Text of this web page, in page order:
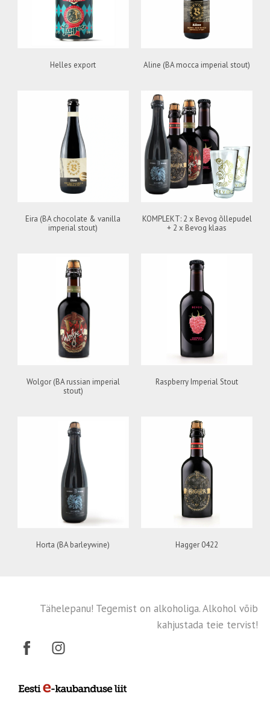
Helles export Aline (BA mocca imperial stout)
Eira (BA chocolate & vanilla
imperial stout)
KOMPLEKT: 2 x Bevog õllepudel
+ 2 x Bevog klaas
Wolgor (BA russian imperial
stout)
Raspberry Imperial Stout
Horta (BA barleywine) Hagger 0422
Tähelepanu! Tegemist on alkoholiga. Alkohol võib
kahjustada teie tervist!